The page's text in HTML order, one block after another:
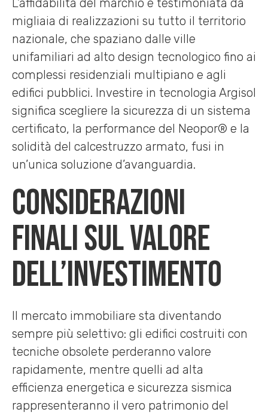
L’affidabilità del marchio è testimoniata da
migliaia di realizzazioni su tutto il territorio
nazionale, che spaziano dalle ville
unifamiliari ad alto design tecnologico fino ai
complessi residenziali multipiano e agli
edifici pubblici. Investire in tecnologia Argisol
significa scegliere la sicurezza di un sistema
certificato, la performance del Neopor® e la
solidità del calcestruzzo armato, fusi in
un’unica soluzione d’avanguardia.
Considerazioni
finali sul valore
dell’investimento
Il mercato immobiliare sta diventando
sempre più selettivo: gli edifici costruiti con
tecniche obsolete perderanno valore
rapidamente, mentre quelli ad alta
efficienza energetica e sicurezza sismica
rappresenteranno il vero patrimonio del